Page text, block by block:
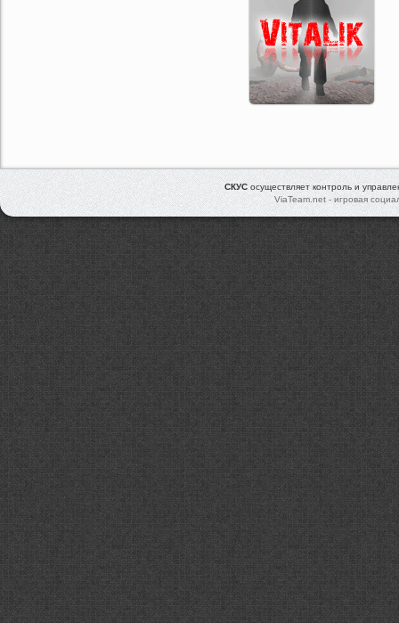
СКУС осуществляет контроль и
ViaTeam.net - игровая